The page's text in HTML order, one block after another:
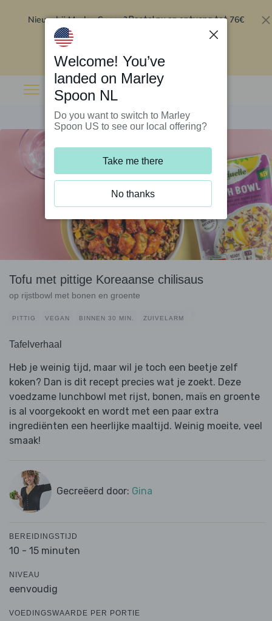
Nieuw bij Marley Spoon?Bestel nu en ontvang tot 76€
Tofu met pittige Koreaanse chilisaus
op rijstbowl met bonen en groente
PITTIG VEGAN BINNEN 30 MIN. ZUIVELARM
Tafelverhaal
Heb je weinig tijd, maar wil je toch een beetje zelf
koken? Dan is dit recept precies wat je zoekt. Deze
voedzame lunchbowl met rijst, bonen, maïs en groente
is al voorgekookt en wordt met een paar extra
ingrediënten een heerlijke maaltijd. Weinig moeite, veel
smaak!
Gecreëerd door: Gina
BEREIDINGSTIJD
10 - 15 minuten
NIVEAU
eenvoudig
VOEDINGSWAARDE PER PORTIE
Welcome! You’ve
landed on Marley
Spoon NL
Do you want to switch to Marley
Spoon US to see our local offering?
Take me there
No thanks